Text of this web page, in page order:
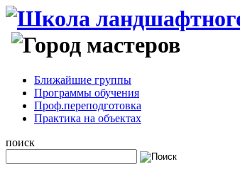
Ближайшие группы
Программы обучения
Проф.переподготовка
Практика на объектах
поиск